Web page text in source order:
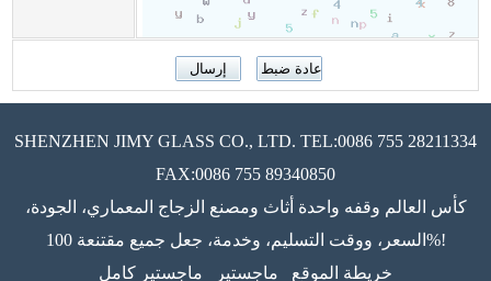
SHENZHEN JIMY GLASS CO., LTD. TEL:0086 755 28211334
FAX:0086 755 89340850
كأس العالم وقفه واحدة أثاث ومصنع الزجاج المعماري، الجودة،
السعر، ووقت التسليم، وخدمة، جعل جميع مقتنعة 100%!
خريطة الموقع
ماجستير ماجستير كامل